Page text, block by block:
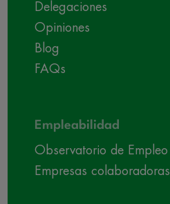
Delegaciones
Opiniones
Blog
FAQs
Empleabilidad
Observatorio de Empleo
Empresas colaboradoras